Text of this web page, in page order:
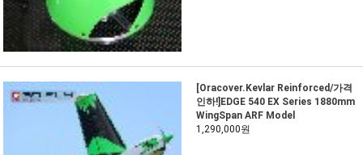
[Oracover.Kevlar Reinforced/가격
인하!]EDGE 540 EX Series 1880mm
WingSpan ARF Model
1,290,000원